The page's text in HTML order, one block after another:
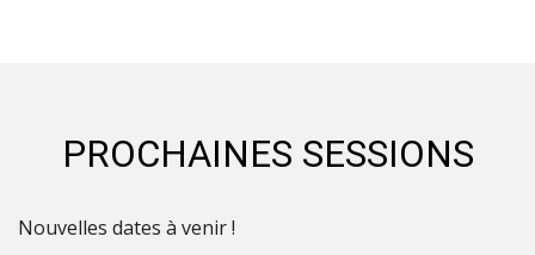
PROCHAINES SESSIONS
Nouvelles dates à venir !